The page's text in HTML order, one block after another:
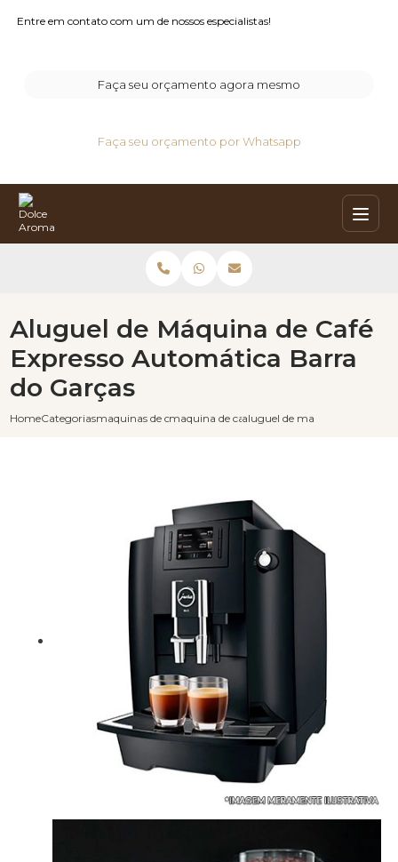
Entre em contato com um de nossos especialistas!
Faça seu orçamento agora mesmo
Faça seu orçamento por Whatsapp
HomeCategoriasmaquinas de cafe expressomaquina de cafe expresso industrial
aluguel de maquina de cafe
Aluguel de Máquina de Café
Expresso Automática Barra
do Garças